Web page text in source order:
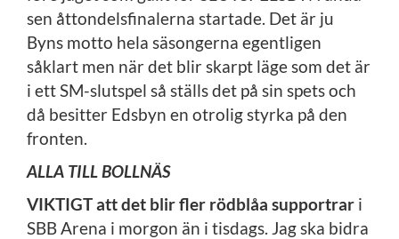
sen åttondelsfinalerna startade. Det är ju
Byns motto hela säsongerna egentligen
såklart men när det blir skarpt läge som det är
i ett SM-slutspel så ställs det på sin spets och
då besitter Edsbyn en otrolig styrka på den
fronten.
ALLA TILL BOLLNÄS
VIKTIGT att det blir fler rödblåa supportrar i
SBB Arena i morgon än i tisdags. Jag ska bidra